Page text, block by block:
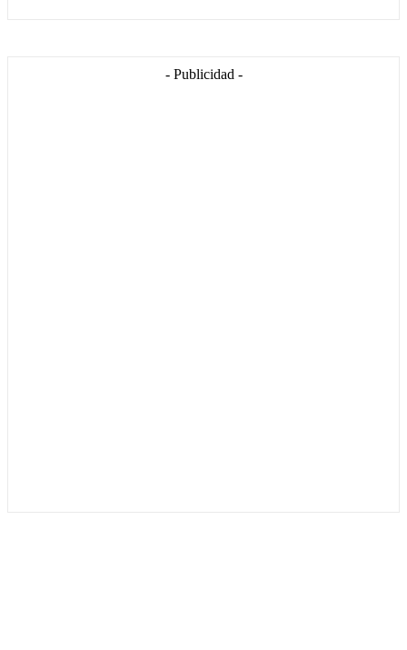
- Publicidad -